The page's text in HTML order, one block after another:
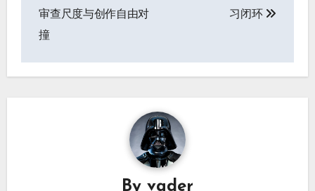
导
航
审查尺度与创作自由对
撞
习闭环
By vader